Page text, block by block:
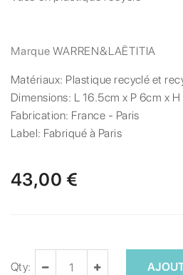
Marque WARREN&LAËTITIA
Matériaux: Plastique recyclé et
Dimensions: L 16.5cm x P 6cm x
Fabrication: France - Paris
Label: Fabriqué à Paris
43,00 €
Qty: